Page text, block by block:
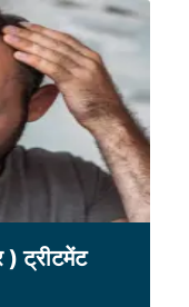
) ट्रीटमेंट